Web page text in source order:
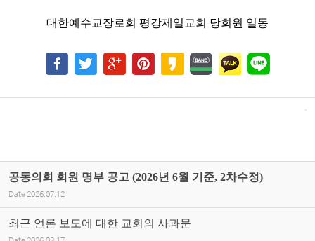
대한예수교장로회 평강제일교회 당회원 일동
공동의회 회원 명부 공고 (2026년 6월 기준, 2차수정)
Date 2026.07.12
최근 언론 보도에 대한 교회의 사과문